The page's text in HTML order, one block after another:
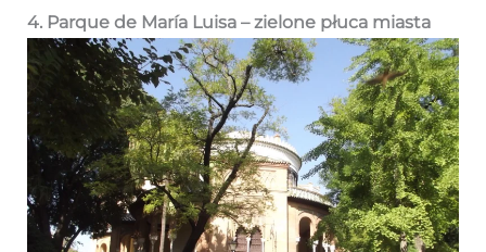
4. Parque de María Luisa – zielone płuca miasta